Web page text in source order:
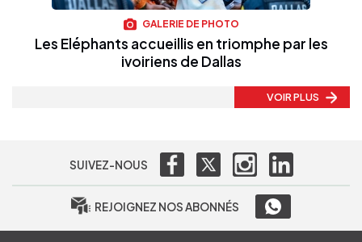
GALERIE DE PHOTO
Les Eléphants accueillis en triomphe par les
ivoiriens de Dallas
VOIR PLUS
SUIVEZ-NOUS
REJOIGNEZ NOS ABONNÉS